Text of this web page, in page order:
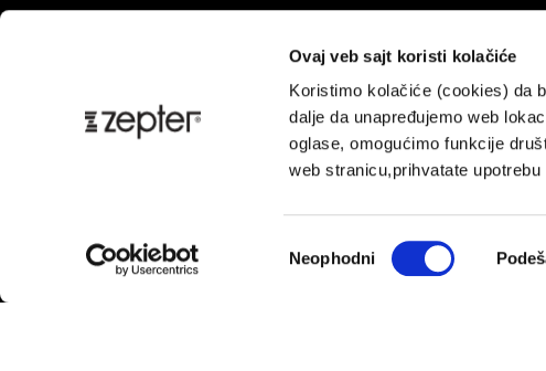
Ovaj veb sajt koristi kolačiće
Koristimo kolačiće (cookies) da
dalje da unapređujemo web
oglase, omogućimo funkcije
web stranicu,prihvatate upotrebu
сагласности
Neophodni
Platne